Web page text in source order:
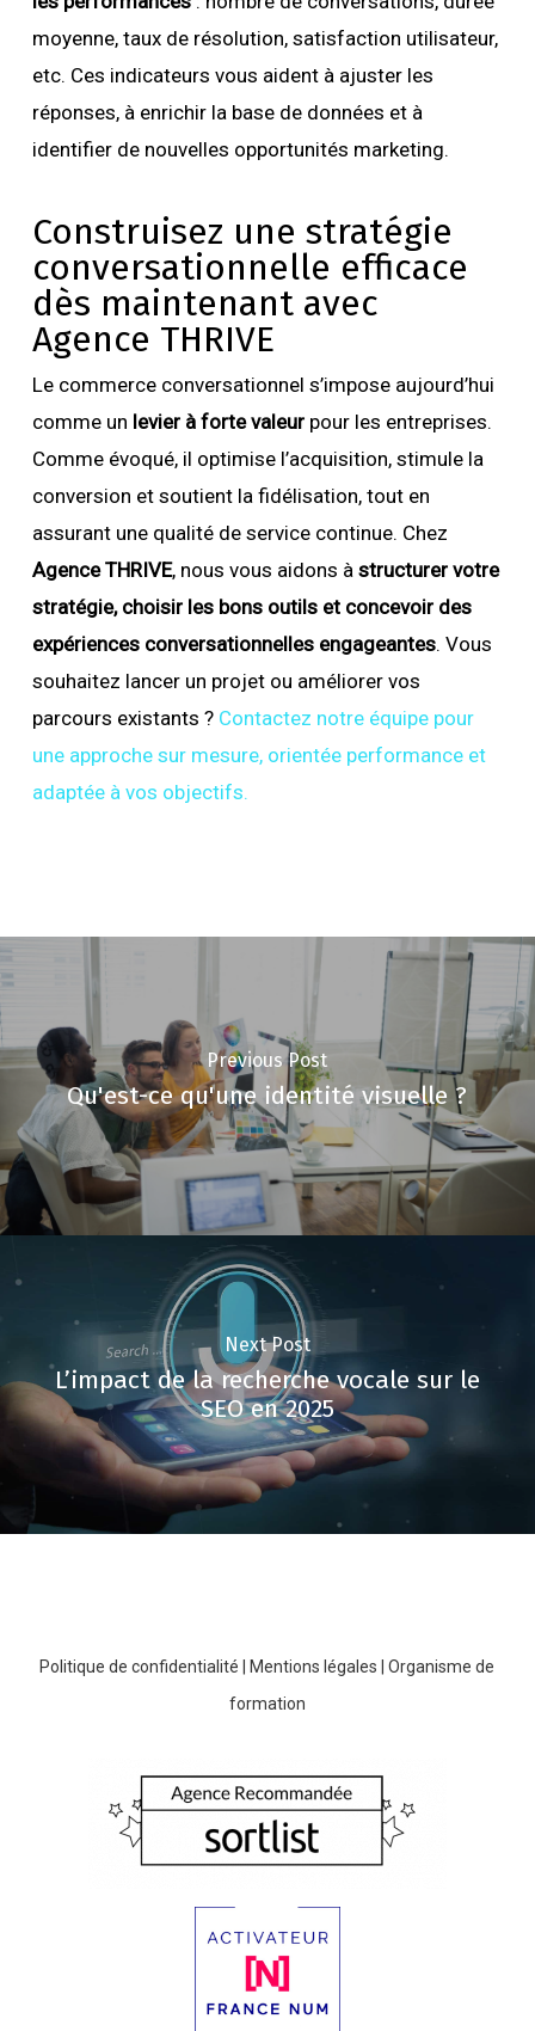
moyenne, taux de résolution, satisfaction utilisateur,
etc. Ces indicateurs vous aident à ajuster les
réponses, à enrichir la base de données et à
identifier de nouvelles opportunités marketing.
Construisez une stratégie
conversationnelle efficace
dès maintenant avec
Agence THRIVE
Le commerce conversationnel s’impose aujourd’hui
comme un levier à forte valeurpour les entreprises.
Comme évoqué, il optimise l’acquisition, stimule la
conversion et soutient la fidélisation, tout en
assurant une qualité de service continue. Chez
Agence THRIVE, nous vous aidons à structurer votre
stratégie, choisir les bons outils et concevoir des
expériences conversationnelles engageantes. Vous
souhaitez lancer un projet ou améliorer vos
parcours existants ? Contactez notre équipe pour
une approche sur mesure, orientée performance et
adaptée à vos objectifs.
Previous Post
Qu'est-ce qu'une identité visuelle ?
Next Post
L’impact de la recherche vocale sur le
SEO en 2025
Politique de confidentialité Mentions légales |Organisme de
formation